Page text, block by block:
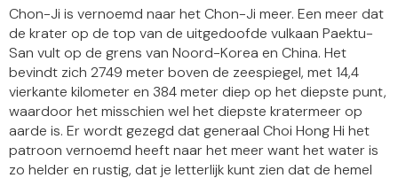
Chon-Ji is vernoemd naar het Chon-Ji meer. Een meer dat
de krater op de top van de uitgedoofde vulkaan Paektu-
San vult op de grens van Noord-Korea en China. Het
bevindt zich 2749 meter boven de zeespiegel, met 14,4
vierkante kilometer en 384 meter diep op het diepste punt,
waardoor het misschien wel het diepste kratermeer op
aarde is. Er wordt gezegd dat generaal Choi Hong Hi het
patroon vernoemd heeft naar het meer want het water is
zo helder en rustig, dat je letterlijk kunt zien dat de hemel